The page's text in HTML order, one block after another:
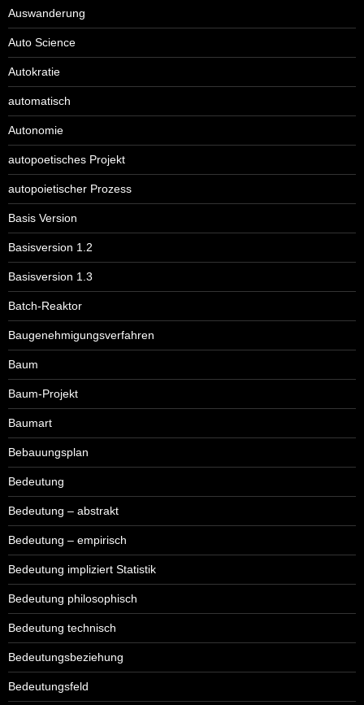
Auswanderung
Auto Science
Autokratie
automatisch
Autonomie
autopoetisches Projekt
autopoietischer Prozess
Basis Version
Basisversion 1.2
Basisversion 1.3
Batch-Reaktor
Baugenehmigungsverfahren
Baum
Baum-Projekt
Baumart
Bebauungsplan
Bedeutung
Bedeutung – abstrakt
Bedeutung – empirisch
Bedeutung impliziert Statistik
Bedeutung philosophisch
Bedeutung technisch
Bedeutungsbeziehung
Bedeutungsfeld